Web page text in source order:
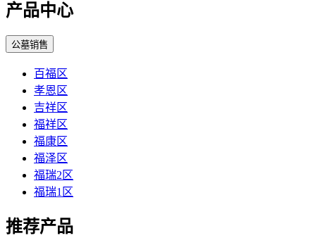
产品中心
公墓销售
百福区
孝恩区
吉祥区
福祥区
福康区
福泽区
福瑞2区
福瑞1区
推荐产品